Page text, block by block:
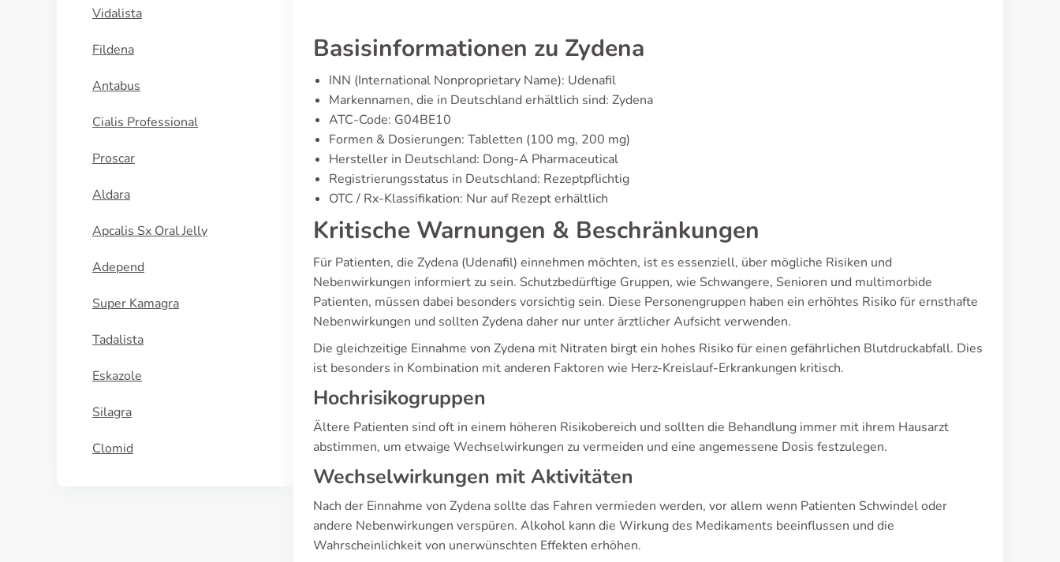
Vidalista
Fildena
Antabus
Cialis Professional
Proscar
Aldara
Apcalis Sx Oral Jelly
Adepend
Super Kamagra
Tadalista
Eskazole
Silagra
Clomid
Basisinformationen zu Zydena
INN (International Nonproprietary Name): Udenafil
Markennamen, die in Deutschland erhältlich sind: Zydena
ATC-Code: G04BE10
Formen & Dosierungen: Tabletten (100 mg, 200 mg)
Hersteller in Deutschland: Dong-A Pharmaceutical
Registrierungsstatus in Deutschland: Rezeptpflichtig
OTC / Rx-Klassifikation: Nur auf Rezept erhältlich
Kritische Warnungen & Beschränkungen
Für Patienten, die Zydena (Udenafil) einnehmen möchten, ist es essenziell, über mögliche Risiken und
Nebenwirkungen informiert zu sein. Schutzbedürftige Gruppen, wie Schwangere, Senioren und multimorbide
Patienten, müssen dabei besonders vorsichtig sein. Diese Personengruppen haben ein erhöhtes Risiko für ernsthafte
Nebenwirkungen und sollten Zydena daher nur unter ärztlicher Aufsicht verwenden.
Die gleichzeitige Einnahme von Zydena mit Nitraten birgt ein hohes Risiko für einen gefährlichen Blutdruckabfall. Dies
ist besonders in Kombination mit anderen Faktoren wie Herz-Kreislauf-Erkrankungen kritisch.
Hochrisikogruppen
Ältere Patienten sind oft in einem höheren Risikobereich und sollten die Behandlung immer mit ihrem Hausarzt
abstimmen, um etwaige Wechselwirkungen zu vermeiden und eine angemessene Dosis festzulegen.
Wechselwirkungen mit Aktivitäten
Nach der Einnahme von Zydena sollte das Fahren vermieden werden, vor allem wenn Patienten Schwindel oder
andere Nebenwirkungen verspüren. Alkohol kann die Wirkung des Medikaments beeinflussen und die
Wahrscheinlichkeit von unerwünschten Effekten erhöhen.